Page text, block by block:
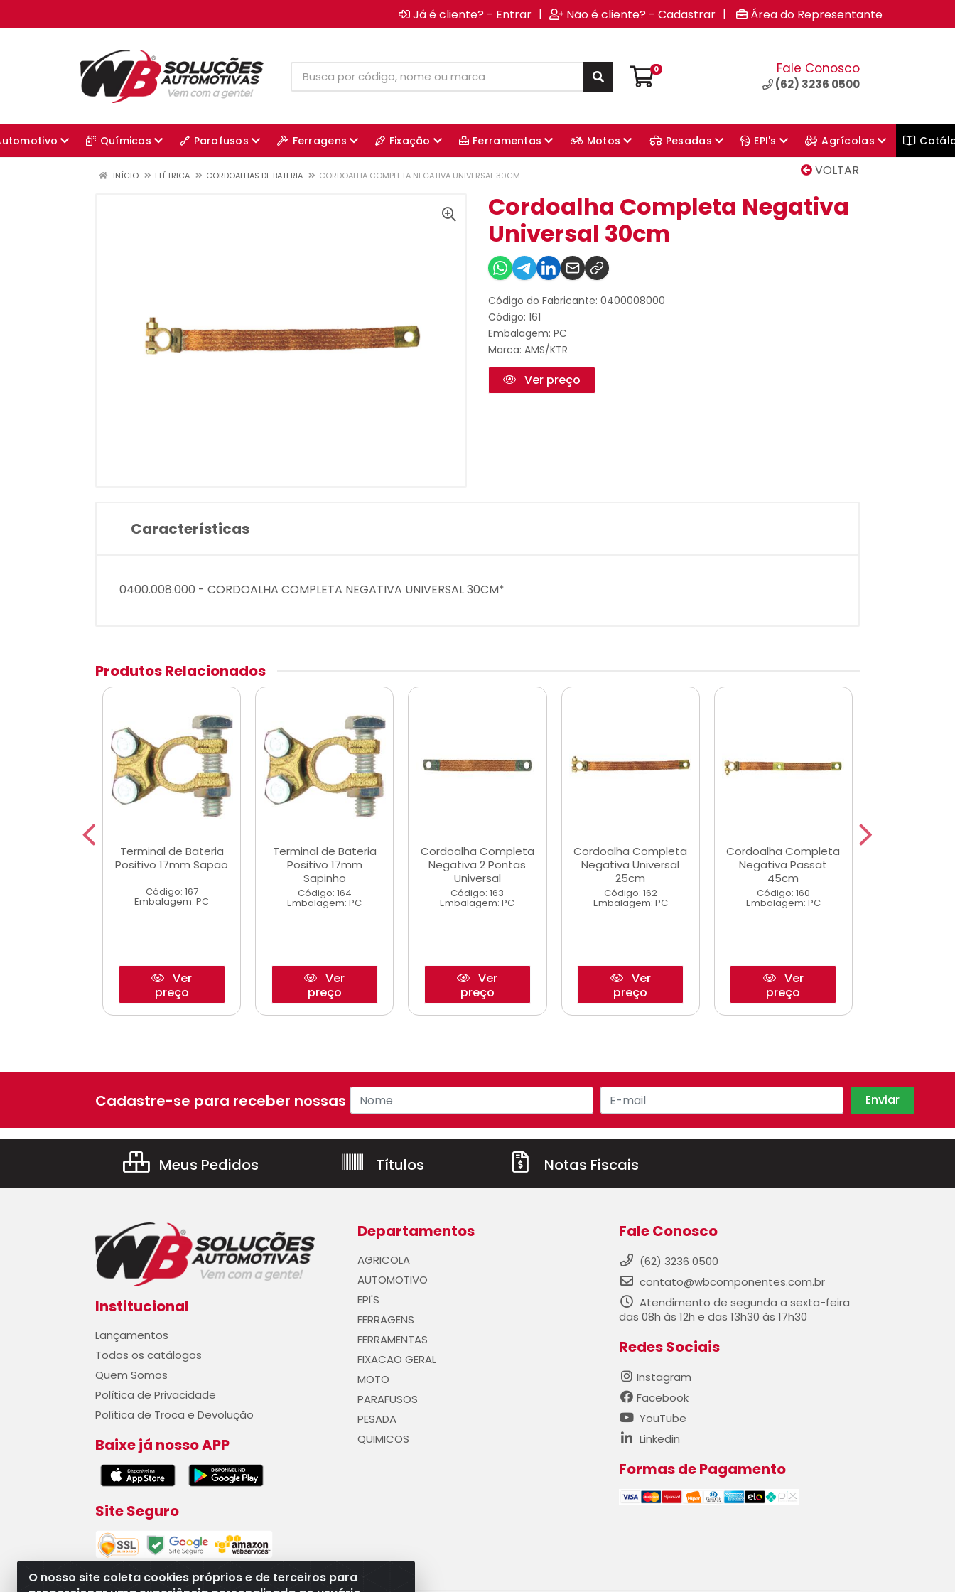
Já é cliente? - Entrar | Não é cliente? - Cadastrar | Área do Representante
0 Fale Conosco
(62) 3236 0500
Químicos Parafusos Ferragens Fixação Ferramentas Motos Pesadas EPI's Agrícolas
VOLTAR
INÍCIO ELÉTRICA CORDOALHAS DE BATERIA CORDOALHA COMPLETA NEGATIVA UNIVERSAL 30CM
Cordoalha Completa Negativa
Universal 30cm
Código do Fabricante: 0400008000
Código: 161
Embalagem: PC
Marca: AMS/KTR
Ver preço
Características
0400.008.000 - CORDOALHA COMPLETA NEGATIVA UNIVERSAL 30CM*
Produtos Relacionados
Terminal de Bateria
Positivo 17mm Sapao
Código: 167
Embalagem: PC
Ver
preço
Terminal de Bateria
Positivo 17mm
Sapinho
Código: 164
Embalagem: PC
Ver
preço
Cordoalha Completa
Negativa 2 Pontas
Universal
Código: 163
Embalagem: PC
Ver
preço
Cordoalha Completa
Negativa Universal
25cm
Código: 162
Embalagem: PC
Ver
preço
Cordoalha Completa
Negativa Passat
45cm
Código: 160
Embalagem: PC
Ver
preço
O nosso site coleta cookies próprios e de terceiros para
Cadastre-se para receber nossas ofertas!
Meus Pedidos Títulos Notas Fiscais
Institucional
Lançamentos
Todos os catálogos
Quem Somos
Política de Privacidade
Política de Troca e Devolução
Baixe já nosso APP
Site Seguro
Departamentos
AGRICOLA
AUTOMOTIVO
EPI'S
FERRAGENS
FERRAMENTAS
FIXACAO GERAL
MOTO
PARAFUSOS
PESADA
QUIMICOS
Fale Conosco
(62) 3236 0500
contato@wbcomponentes.com.br
Atendimento de segunda a sexta-feira
das 08h às 12h e das 13h30 às 17h30
Redes Sociais
Instagram
Facebook
YouTube
Linkedin
Formas de Pagamento